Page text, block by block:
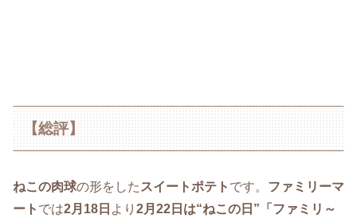
【総評】
ねこの肉球の形をしたスイートポテト です。 ファミリーマ
ート では2月18日 より 2月22日は“ねこの日”「ファミリ～